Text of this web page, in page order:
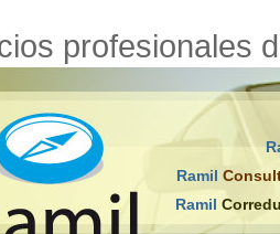
profesionales
Ramil
Ramil